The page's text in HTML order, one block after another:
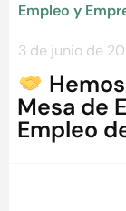
Empleo y
3 de junio de
Mesa de
Empleo